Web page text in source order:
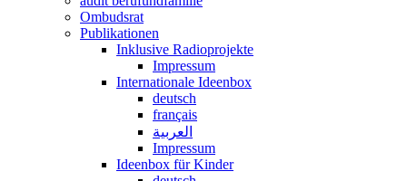
Ombudsrat
Publikationen
Inklusive Radioprojekte
Impressum
Internationale Ideenbox
deutsch
français
العربية
Impressum
Ideenbox für Kinder